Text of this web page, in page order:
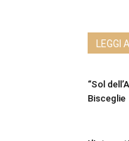
LEGGI
“Sol
Bisceglie